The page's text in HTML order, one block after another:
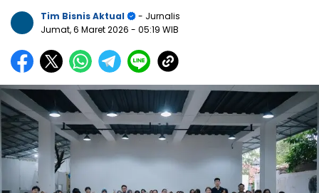
Tim Bisnis Aktual
- Jurnalis
Jumat, 6 Maret 2026 - 05:19 WIB